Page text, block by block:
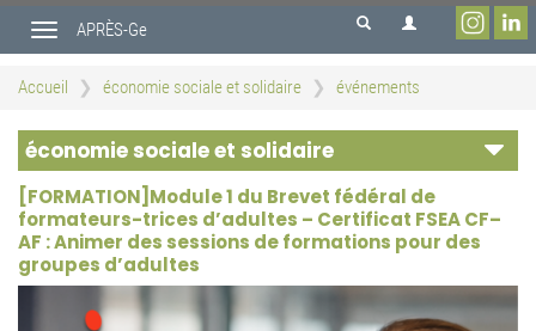
contenu
Toggle
navigation
APRÈS-Ge
Accueil économie sociale et solidaire événements
économie sociale et solidaire
[FORMATION]Module 1 du Brevet fédéral de
formateurs-trices d’adultes – Certificat FSEA CF–
AF : Animer des sessions de formations pour des
groupes d’adultes